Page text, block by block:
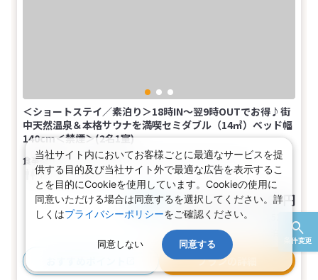
条件変更
＜ショートステイ／素泊り＞18時IN～翌9時OUTでお得♪街
中天然温泉＆本格サウナを満喫セミダブル（14㎡）ベッド幅
140cm＜禁煙＞(2名1室)
食事なし 2名 セミダブル
バス
トイレ
禁煙
おとな1名 税込4,290～16,260円
旅行代金合計8,580〜32,520 円
(おとな2名 こども0名・1部屋/1泊2日)
プランの詳細
当社サイト内においてお客様ごとに最適なサービスを提
供する目的及び当社サイト外で最適な広告を表示するこ
とを目的にCookieを使用しています。Cookieの使用に
同意いただける場合は同意するを選択してください。詳
しくはプライバシーポリシーをご確認ください。
同意しない 同意する